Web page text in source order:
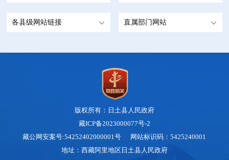
各县级网站链接 直属部门网站
版权所有：日土县人民政府
藏ICP备2023000077号-2
藏公网安案号:54252402000001号 网站标识码：5425240001
地址：西藏阿里地区日土县人民政府